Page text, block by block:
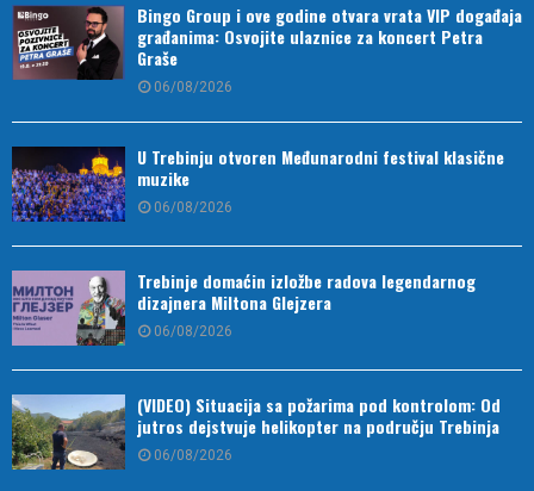
Bingo Group i ove godine otvara vrata VIP događaja
građanima: Osvojite ulaznice za koncert Petra
Graše
06/08/2026
U Trebinju otvoren Međunarodni festival klasične
muzike
06/08/2026
Trebinje domaćin izložbe radova legendarnog
dizajnera Miltona Glejzera
06/08/2026
(VIDEO) Situacija sa požarima pod kontrolom: Od
jutros dejstvuje helikopter na području Trebinja
06/08/2026